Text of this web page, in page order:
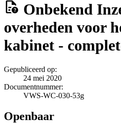
Onbekend
overheden voor
kabinet -
Gepubliceerd op:
24 mei 2020
Documentnummer:
VWS-WC-030-53g
Openbaar